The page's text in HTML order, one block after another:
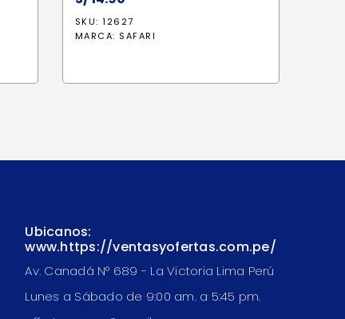
SKU: 12627
MARCA: SAFARI
Ubicanos:
www.https://ventasyofertas.com.pe/
Av. Canadá N° 689 - La Victoria Lima Perú
Lunes a Sábado de 9:00 am. a 5:45 pm.